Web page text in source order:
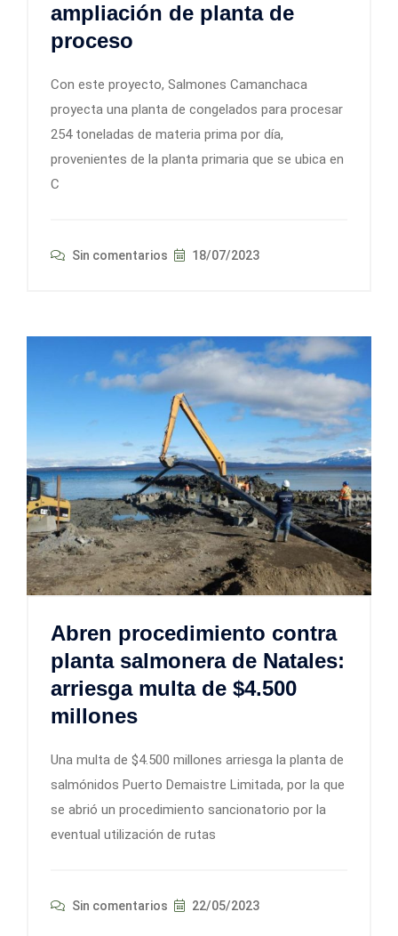
ampliación de planta de
proceso
Con este proyecto, Salmones Camanchaca
proyecta una planta de congelados para procesar
254 toneladas de materia prima por día,
provenientes de la planta primaria que se ubica en
C
Sin comentarios 18/07/2023
Abren procedimiento contra
planta salmonera de Natales:
arriesga multa de $4.500
millones
Una multa de $4.500 millones arriesga la planta de
salmónidos Puerto Demaistre Limitada, por la que
se abrió un procedimiento sancionatorio por la
eventual utilización de rutas
Sin comentarios 22/05/2023